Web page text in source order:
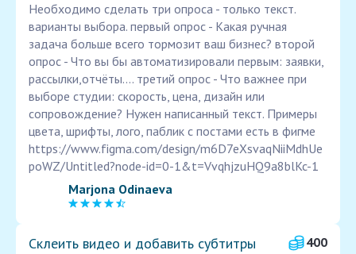
Необходимо сделать три опроса - только текст.
варианты выбора. первый опрос - Какая ручная
задача больше всего тормозит ваш бизнес? второй
опрос - Что вы бы автоматизировали первым: заявки,
рассылки,отчёты.... третий опрос - Что важнее при
выборе студии: скорость, цена, дизайн или
сопровождение? Нужен написанный текст. Примеры
цвета, шрифты, лого, паблик с постами есть в фигме
https://www.figma.com/design/m6D7eXsvaqNiiMdhUe
poWZ/Untitled?node-id=0-1&t=VvqhjzuHQ9a8blKc-1
Marjona Odinaeva
Склеить видео и добавить субтитры
400